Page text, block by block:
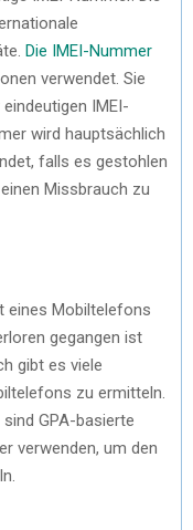
Die IMEI-Nummer
verwendet. Sie
IMEI-
wird hauptsächlich
falls es gestohlen
Missbrauch zu
eines Mobiltelefons
gegangen ist
gibt es viele
zu ermitteln.
GPA-basierte
verwenden, um den